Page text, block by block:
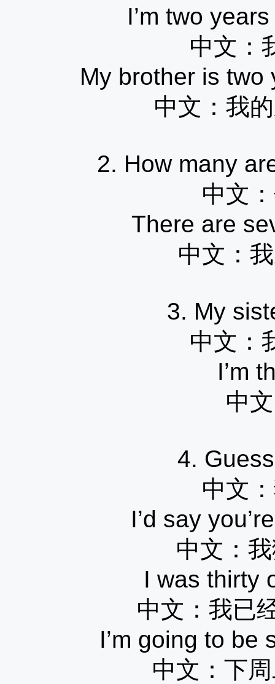
I’m two
中文：
My brother is two
中文： 我
2. How many
中文：
There are
中文：
3. My
中文：
I’m
中
4.
中文：
I’d say
中文：
I was thirty
中文： 我已
I’m going to be
中文： 下